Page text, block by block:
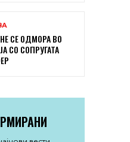
СЕ ОДМОРА ВО
СО СОПРУГАТА